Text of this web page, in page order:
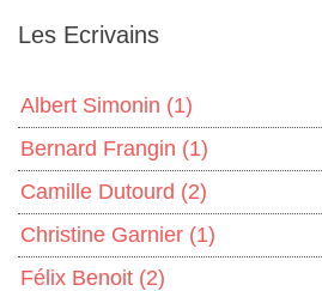
Les Ecrivains
Albert Simonin (1)
Bernard Frangin (1)
Camille Dutourd (2)
Christine Garnier (1)
Félix Benoit (2)